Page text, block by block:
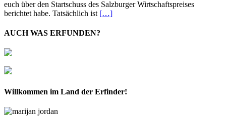
euch über den Startschuss des Salzburger Wirtschaftspreises
berichtet habe. Tatsächlich ist […]
AUCH WAS ERFUNDEN?
Willkommen im Land der Erfinder!